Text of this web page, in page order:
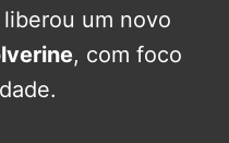
um novo
, com foco